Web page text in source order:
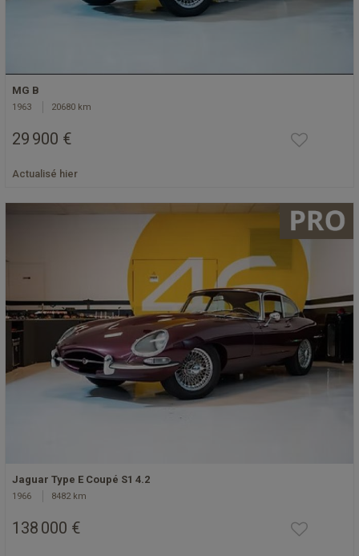
MG B
1963 20680 km
29 900 €
Actualisé hier
Jaguar Type E Coupé S1 4.2
1966 8482 km
138 000 €